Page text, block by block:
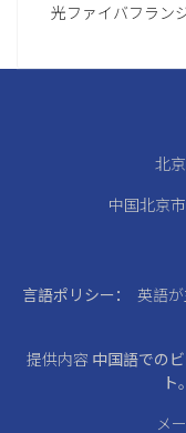
光ファイバフラン
北
中国北京
言語ポリシー： 英語
提供内容 中国語での
ト
メ